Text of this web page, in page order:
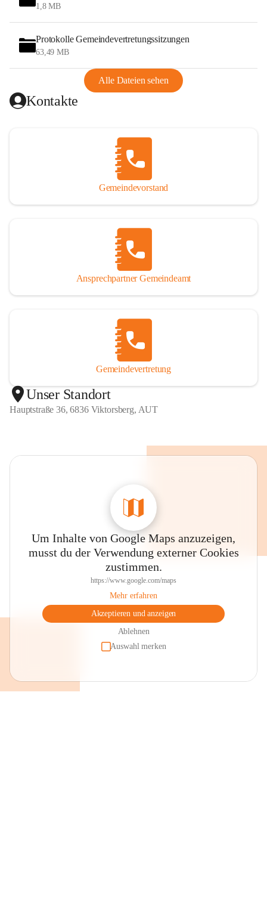
1,8 MB
Protokolle Gemeindevertretungssitzungen
63,49 MB
Alle Dateien sehen
Kontakte
Gemeindevorstand
Ansprechpartner Gemeindeamt
Gemeindevertretung
Unser Standort
Hauptstraße 36, 6836 Viktorsberg, AUT
Um Inhalte von Google Maps anzuzeigen,
musst du der Verwendung externer Cookies
zustimmen.
https://www.google.com/maps
Mehr erfahren
Akzeptieren und anzeigen
Ablehnen
Auswahl merken